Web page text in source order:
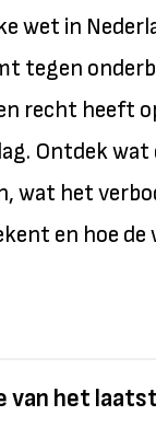
wet in
tegen
recht heeft
Ontdek
wat het
en hoe
van het